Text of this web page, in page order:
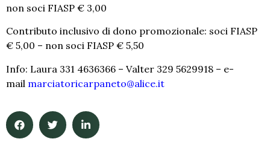
non soci FIASP € 3,00
Contributo inclusivo di dono promozionale: soci FIASP
€ 5,00 – non soci FIASP € 5,50
Info: Laura 331 4636366 – Valter 329 5629918 – e-
mail marciatoricarpaneto@alice.it